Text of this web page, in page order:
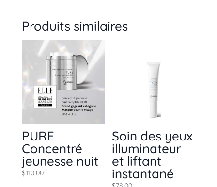
Produits similaires
PURE
Concentré
jeunesse nuit
$110.00
Soin des yeux
illuminateur
et liftant
instantané